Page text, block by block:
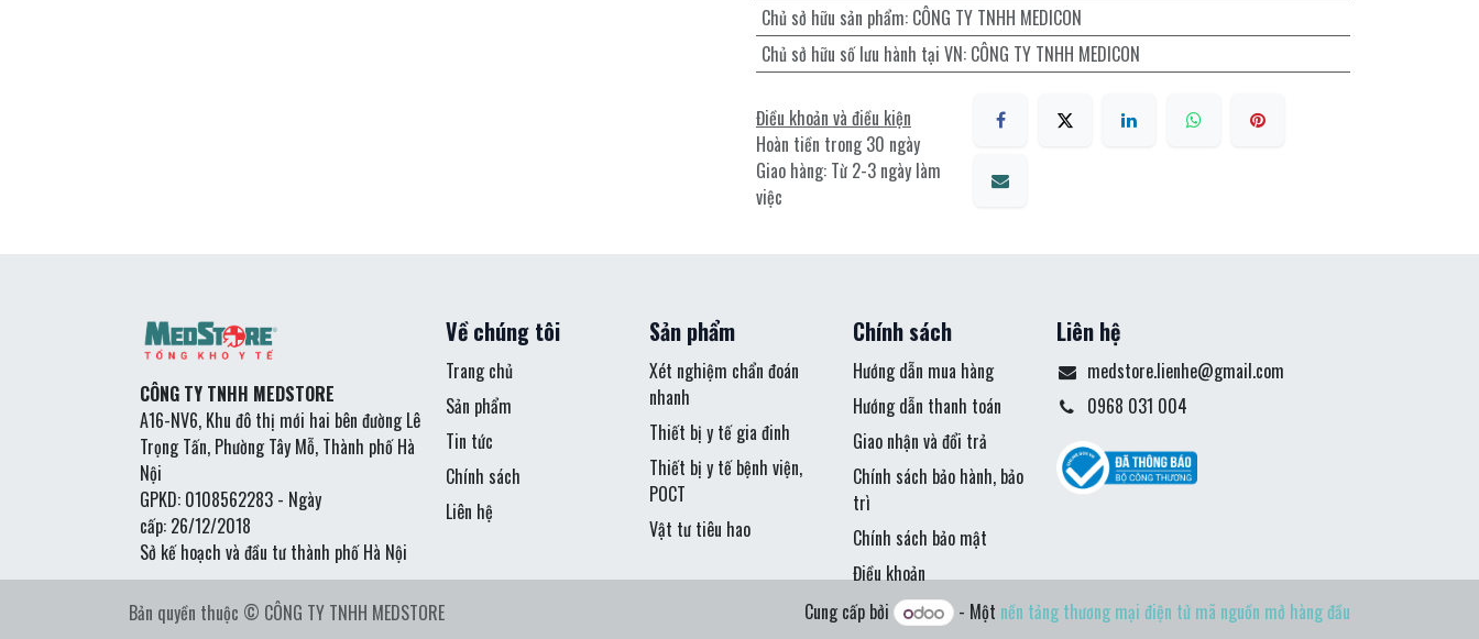
Chủ sở hữu sản phẩm: CÔNG TY TNHH MEDICON
Chủ sở hữu số lưu hành tại VN: CÔNG TY TNHH MEDICON
Điều khoản và điều kiện
Hoàn tiền trong 30 ngày
Giao hàng: Từ 2-3 ngày làm
việc
Chính sách
Hướng dẫn mua hàng
Hướng dẫn thanh toán
Giao nhận và đổi trả
Chính sách bảo hành, bảo
trì
Chính sách bảo mật
Điều khoản
CÔNG TY TNHH MEDSTORE
A16-NV6, Khu đô thị mới hai bên đường Lê
Trọng Tấn, Phường Tây Mỗ, Thành phố Hà
Nội
GPKD: 0108562283 - Ngày
cấp: 26/12/2018
Sở kế hoạch và đầu tư thành phố Hà Nội
Về chúng tôi
Trang chủ
Sản phẩm
Tin tức
Chính sách
Liên hệ
Liên hệ
medstore.lienhe@gmail.com
0968 031 004
Sản phẩm
Xét nghiệm chẩn đoán
nhanh
Thiết bị y tế gia đinh
Thiết bị y tế bệnh viện,
POCT
Vật tư tiêu hao
Bản quyền thuộc © CÔNG TY TNHH MEDSTORE Cung cấp bởi - Một nền tảng thương mại điện tử mã nguồn mở hàng đầu